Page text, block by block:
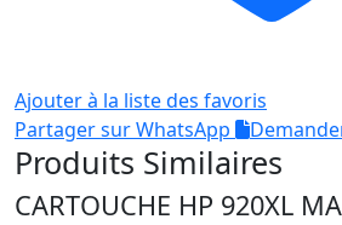
Ajouter à la liste des favoris
Partager sur WhatsApp
Produits Similaires
CARTOUCHE HP 920XL